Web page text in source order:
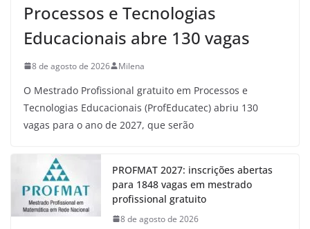
Processos e Tecnologias
Educacionais abre 130 vagas
8 de agosto de 2026 Milena
O Mestrado Profissional gratuito em Processos e
Tecnologias Educacionais (ProfEducatec) abriu 130
vagas para o ano de 2027, que serão
PROFMAT 2027: inscrições abertas
para 1848 vagas em mestrado
profissional gratuito
8 de agosto de 2026